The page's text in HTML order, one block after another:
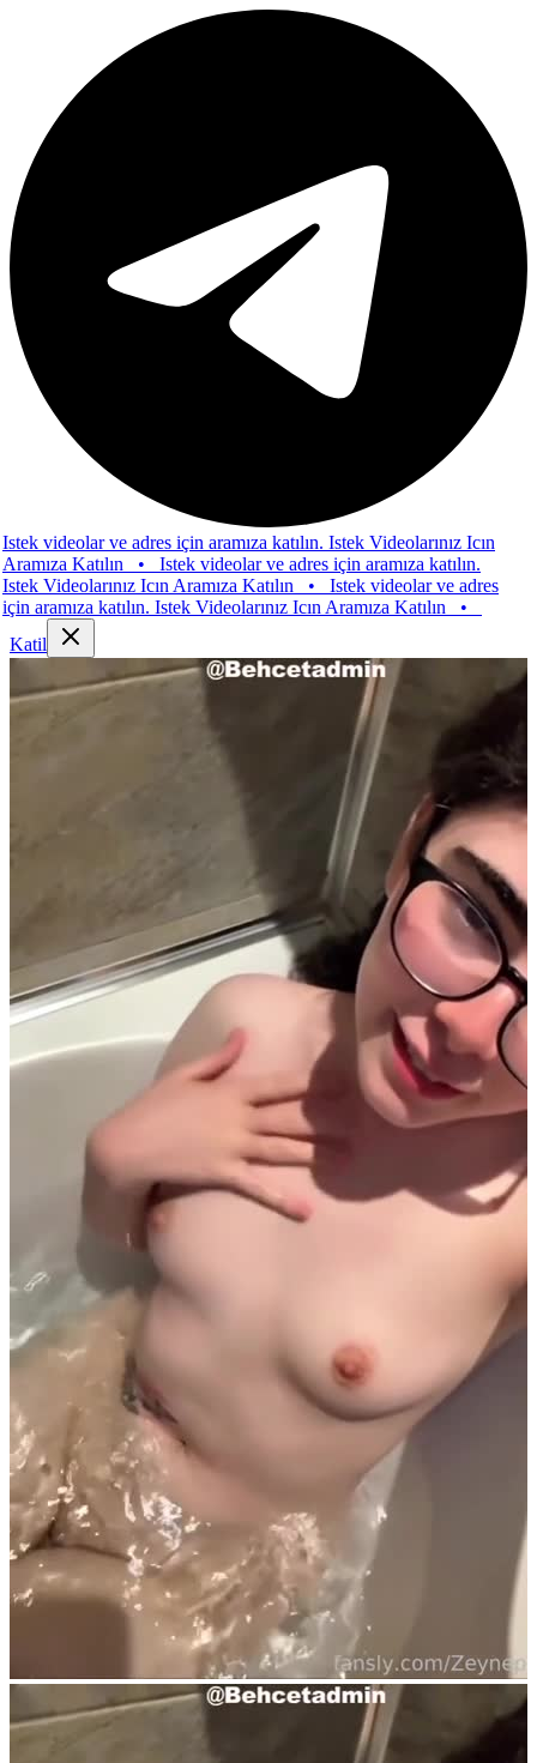
ve adres için aramıza katılın. Istek Videolarınız Icın
Katılın•Istek videolar ve adres için aramıza katılın.
Icın Aramıza Katılın•Istek videolar ve adres
katılın. Istek Videolarınız Icın Aramıza Katılın•
Katil